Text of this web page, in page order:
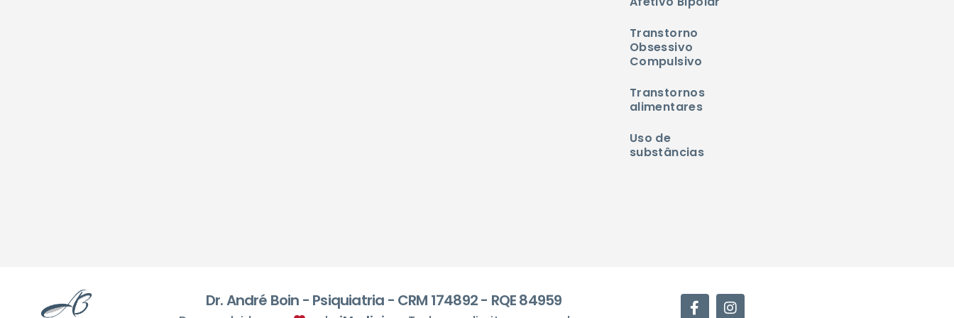
Transtorno
Obsessivo
Compulsivo
Transtornos
alimentares
Uso de
substâncias
Dr. André Boin - Psiquiatria - CRM 174892 - RQE 84959